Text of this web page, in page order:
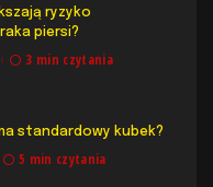
ryzyko
piersi?
3 min czytania
standardowy kubek?
5 min czytania